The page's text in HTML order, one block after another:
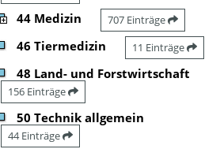
44 Medizin 707 Einträge
46 Tiermedizin 11 Einträge
48 Land- und Forstwirtschaft
156 Einträge
50 Technik allgemein
44 Einträge